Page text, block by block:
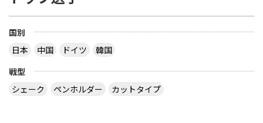
国別
日本
中国 ドイツ
韓国
戦型
シェーク
ペンホルダー カットタイプ